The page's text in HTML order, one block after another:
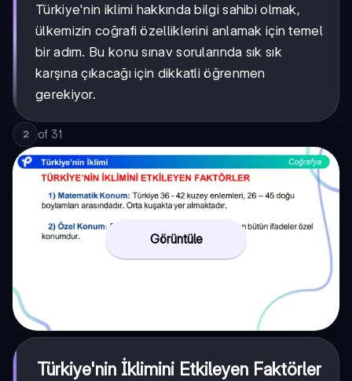
Türkiye'nin iklimi hakkında bilgi sahibi olmak,
ülkemizin coğrafi özelliklerini anlamak için temel
bir adım. Bu konu sınav sorularında sık sık
karşına çıkacağı için dikkatli öğrenmen
gerekiyor.
2 of 31
Görüntüle
Türkiye'nin İklimini Etkileyen Faktörler